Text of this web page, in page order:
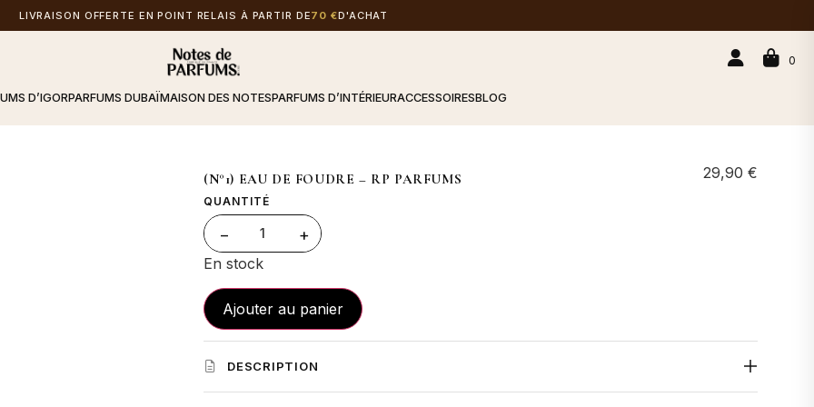
LIVRAISON OFFERTE EN POINT RELAIS À PARTIR DE70 €D'ACHAT
0
D’IGORPARFUMS DUBAÏMAISON DES NOTESPARFUMS D’INTÉRIEURACCESSOIRESBLOG
(N°1) EAU DE FOUDRE – RP PARFUMS 29,90 €
QUANTITÉ
− 1 +
En stock
Ajouter au panier
DESCRIPTION